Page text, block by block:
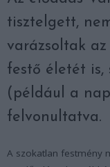
tisztelgett,
varázsoltak
festő életét is,
(például a
felvonultatva.
A szokatlan festmény